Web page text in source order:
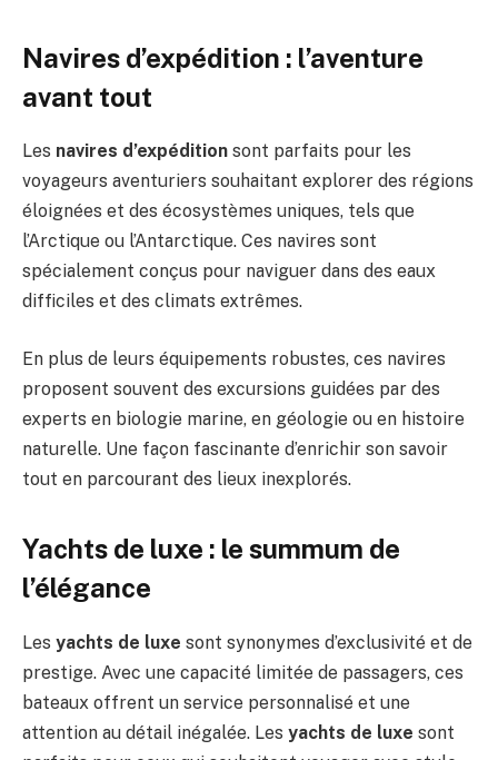
Navires d’expédition : l’aventure
avant tout
Les navires d’expédition sont parfaits pour les
voyageurs aventuriers souhaitant explorer des régions
éloignées et des écosystèmes uniques, tels que
l’Arctique ou l’Antarctique. Ces navires sont
spécialement conçus pour naviguer dans des eaux
difficiles et des climats extrêmes.
En plus de leurs équipements robustes, ces navires
proposent souvent des excursions guidées par des
experts en biologie marine, en géologie ou en histoire
naturelle. Une façon fascinante d’enrichir son savoir
tout en parcourant des lieux inexplorés.
Yachts de luxe : le summum de
l’élégance
Les yachts de luxe sont synonymes d’exclusivité et de
prestige. Avec une capacité limitée de passagers, ces
bateaux offrent un service personnalisé et une
attention au détail inégalée. Les yachts de luxe sont